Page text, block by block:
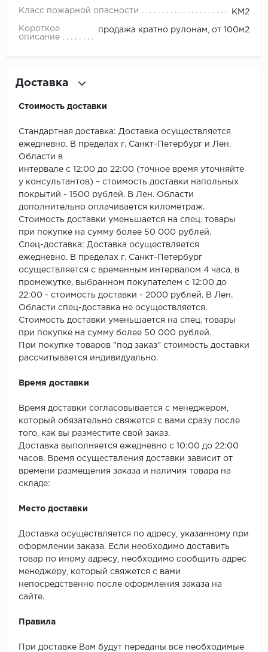
Pergo
Smartprofile
SPC
SPC Alta Step
SPC Betta
SPC Ideal Flooring
SPC Kronostep
TANTO
Vinilam
Класс пожарной опасности КМ2
Короткое
описание
продажа кратно рулонам, от 100м2
Доставка
Стоимость доставки
Стандартная доставка: Доставка осуществляется
ежедневно. В пределах г. Санкт-Петербург и Лен.
Области в
интервале с 12:00 до 22:00 (точное время уточняйте
у консультантов) – стоимость доставки напольных
покрытий - 1500 рублей. В Лен. Области
дополнительно оплачивается километраж.
Стоимость доставки уменьшается на спец. товары
при покупке на сумму более 50 000 рублей.
Спец-доставка: Доставка осуществляется
ежедневно. В пределах г. Санкт-Петербург
осуществляется с временным интервалом 4 часа, в
промежутке, выбранном покупателем с 12:00 до
22:00 - стоимость доставки - 2000 рублей. В Лен.
Области спец-доставка не осуществляется.
Стоимость доставки уменьшается на спец. товары
при покупке на сумму более 50 000 рублей.
При покупке товаров "под заказ" стоимость доставки
рассчитывается индивидуально.
Время доставки
Время доставки согласовывается с менеджером,
который обязательно свяжется с вами сразу после
того, как вы разместите свой заказ.
Доставка выполняется ежедневно с 10:00 до 22:00
часов. Время осуществления доставки зависит от
времени размещения заказа и наличия товара на
складе:
Место доставки
Доставка осуществляется по адресу, указанному при
оформлении заказа. Если необходимо доставить
товар по иному адресу, необходимо сообщить адрес
менеджеру, который свяжется с вами
непосредственно после оформления заказа на
сайте.
Правила
При доставке Вам будут переданы все необходимые